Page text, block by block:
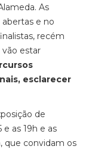
As
e no
recém
vão estar
esclarecer
de
e as 19h e as
que convidam os